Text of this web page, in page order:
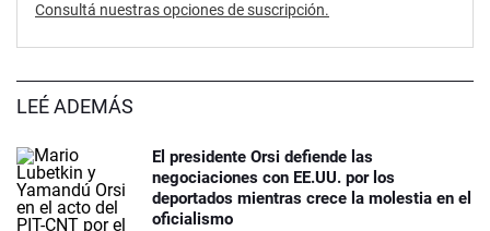
Consultá nuestras opciones de suscripción.
LEÉ ADEMÁS
El presidente Orsi defiende las
negociaciones con EE.UU. por los
deportados mientras crece la molestia en el
oficialismo